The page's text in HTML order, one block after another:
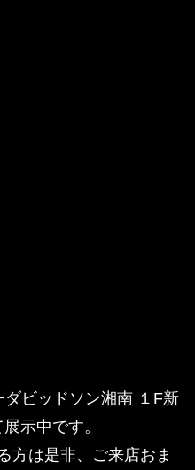
ビッドソン湘南 １F新
示中です。
方は是非、ご来店おま